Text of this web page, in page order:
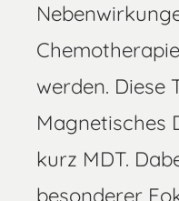
werden. Diese
Magnetisches
kurz MDT.
besonderer